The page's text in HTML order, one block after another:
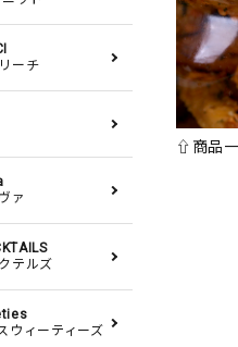
⇧商品
ーチ
ァ
テルズ
ウィーティーズ